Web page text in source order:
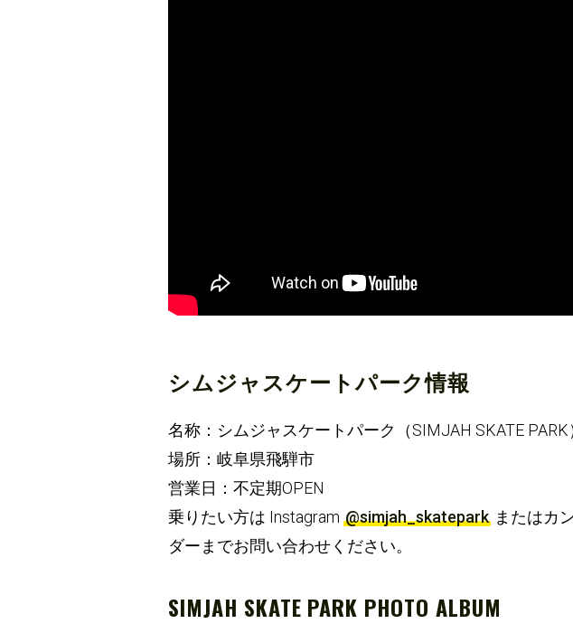
シムジャスケートパーク情報
名称：シムジャスケートパーク（SIMJAH SKATE PARK
場所：岐阜県飛騨市
営業日：不定期OPEN
乗りたい方は Instagram @simjah_skatepark またはカ
ダーまでお問い合わせください。
SIMJAH SKATE PARK PHOTO ALBUM